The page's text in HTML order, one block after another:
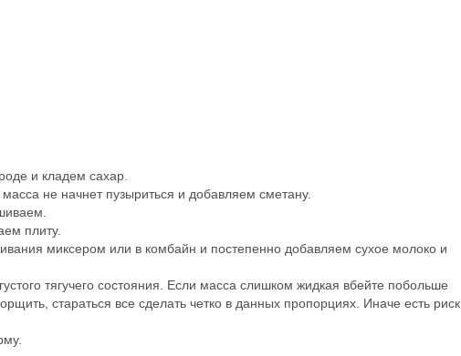
и кладем сахар.
не начнет пузыриться и добавляем сметану.
плиту.
миксером или в комбайн и постепенно добавляем сухое молоко и
тягучего состояния. Если масса слишком жидкая вбейте побольше
стараться все сделать четко в данных пропорциях. Иначе есть риск